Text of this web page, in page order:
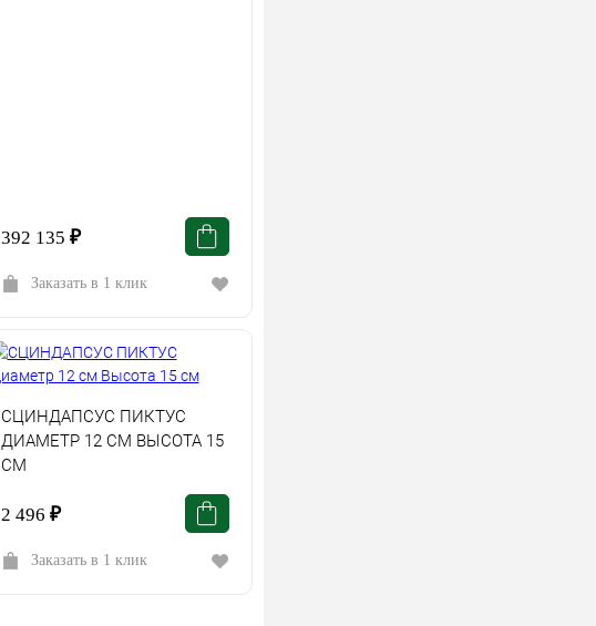
392 135 ₽
Заказать в 1 клик
СЦИНДАПСУС ПИКТУС
ДИАМЕТР 12 СМ ВЫСОТА 15
СМ
2 496 ₽
Заказать в 1 клик